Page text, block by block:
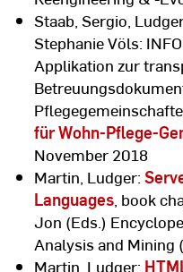
Staab, Sergio,
Stephanie Völs:
Applikation zur
für Wohn-Pflege-
November 2018
Martin, Ludger:
Languages, book
Jon (Eds.)
Analysis and Mining
Martin, Ludger: